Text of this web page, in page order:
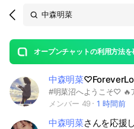
Search
OpenChats
messages
search
area
オープンチャットの利用方法を
open
中森明菜
メンバー 49
1 時間前
中森明菜さんを応援